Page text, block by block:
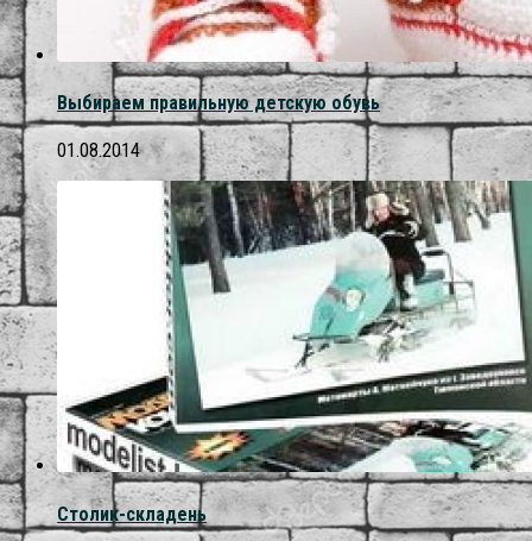
Выбираем правильную детскую обувь
01.08.2014
Столик-складень